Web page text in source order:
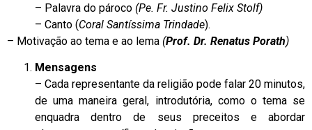
– Palavra do pároco (Pe. Fr. Justino Felix Stolf)
– Canto (Coral Santíssima Trindade).
– Motivação ao tema e ao lema (Prof. Dr. Renatus Porath)
Mensagens
– Cada representante da religião pode falar 20 minutos,
de uma maneira geral, introdutória, como o tema se
enquadra dentro de seus preceitos e abordar